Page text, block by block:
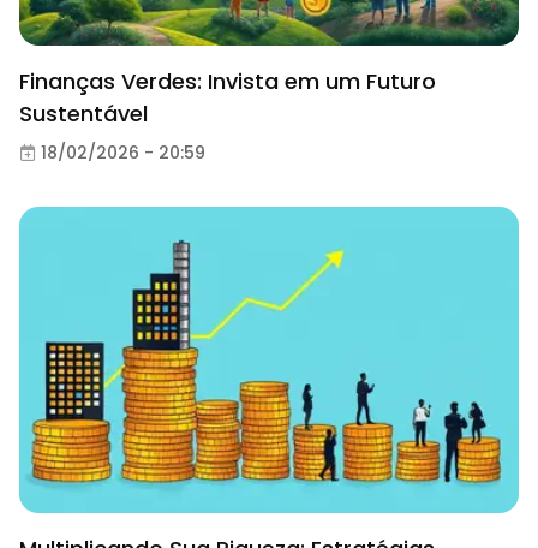
Finanças Verdes: Invista em um Futuro
Sustentável
18/02/2026 - 20:59